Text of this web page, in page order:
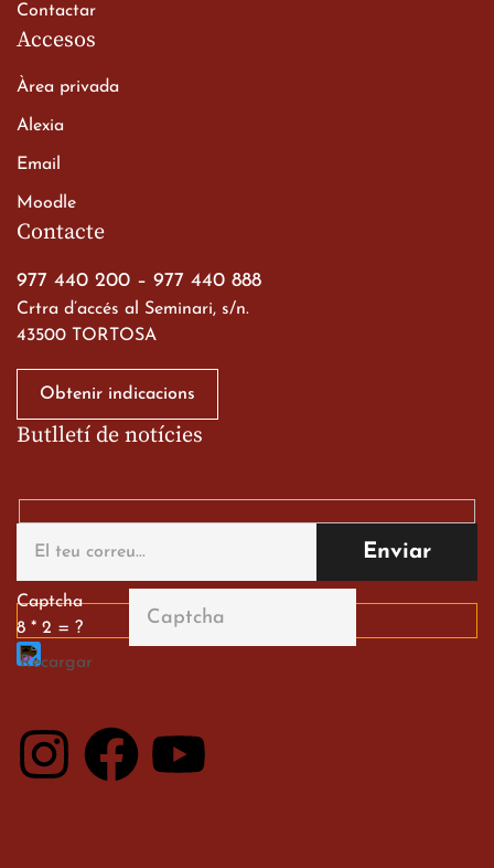
a les ciutats imperials
alumnes al Tortosa
English Festival
13 de març de 2026
Contacte
977 440 200 – 977 440 888
Crtra d’accés al Seminari, s/n.
43500 TORTOSA
Obtenir indicacions
Contactar
Accesos
Àrea privada
Alexia
Email
Moodle
Butlletí de notícies
Captcha
8 * 2 = ?